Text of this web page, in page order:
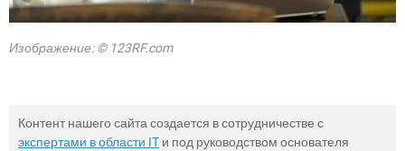
Изображение: © 123RF.com
Контент нашего сайта создается в сотрудничестве с
экспертами в области IT и под руководством основателя